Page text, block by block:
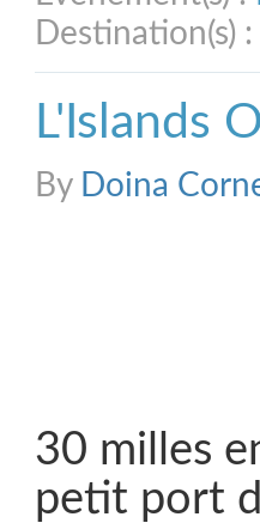
Destination(s) :
L'Islands
By Doina
30 milles
petit port